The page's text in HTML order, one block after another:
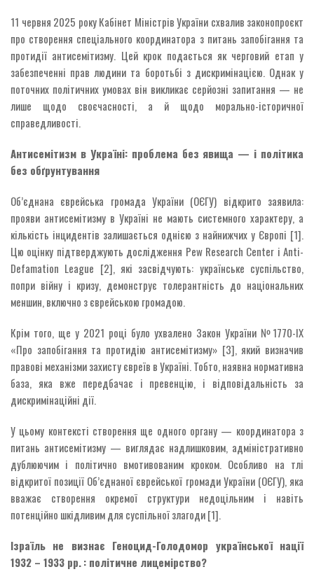
11 червня 2025 року Кабінет Міністрів України схвалив законопроєкт
про створення спеціального координатора з питань запобігання та
протидії антисемітизму. Цей крок подається як черговий етап у
забезпеченні прав людини та боротьбі з дискримінацією. Однак у
поточних політичних умовах він викликає серйозні запитання — не
лише щодо своєчасності, а й щодо морально-історичної
справедливості.
Антисемітизм в Україні: проблема без явища — і політика
без обґрунтування
Об’єднана єврейська громада України (ОЄГУ) відкрито заявила:
прояви антисемітизму в Україні не мають системного характеру, а
кількість інцидентів залишається однією з найнижчих у Європі [1].
Цю оцінку підтверджують дослідження Pew Research Center і Anti-
Defamation League [2], які засвідчують: українське суспільство,
попри війну і кризу, демонструє толерантність до національних
меншин, включно з єврейською громадою.
Крім того, ще у 2021 році було ухвалено Закон України №1770-ІХ
«Про запобігання та протидію антисемітизму» [3], який визначив
правові механізми захисту євреїв в Україні. Тобто, наявна нормативна
база, яка вже передбачає і превенцію, і відповідальність за
дискримінаційні дії.
У цьому контексті створення ще одного органу — координатора з
питань антисемітизму — виглядає надлишковим, адміністративно
дублюючим і політично вмотивованим кроком. Особливо на тлі
відкритої позиції Об’єднаної єврейської громади України (ОЄГУ), яка
вважає створення окремої структури недоцільним і навіть
потенційно шкідливим для суспільної злагоди [1].
Ізраїль не визнає Геноцид-Голодомор української нації
1932 – 1933 рр.: політичне лицемірство?